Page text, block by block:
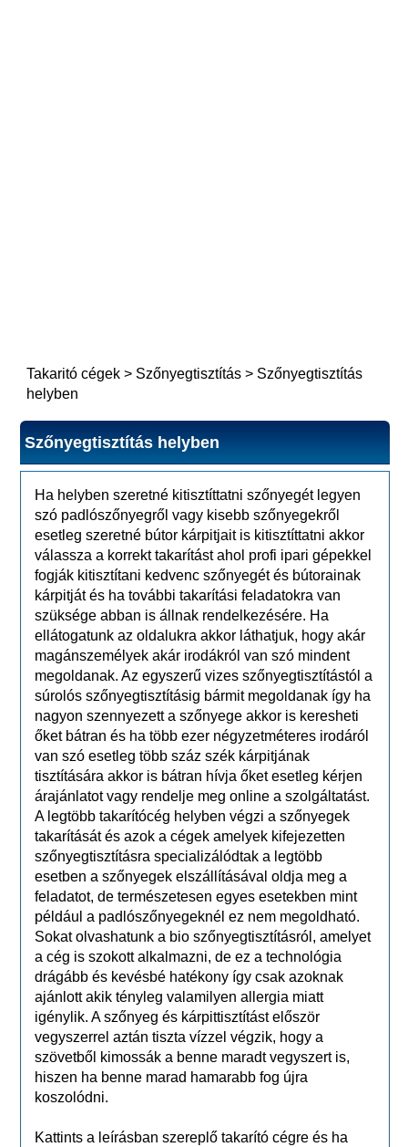
Takaritó cégek > Szőnyegtisztítás > Szőnyegtisztítás
helyben
Szőnyegtisztítás helyben
Ha helyben szeretné kitisztíttatni szőnyegét legyen
szó padlószőnyegről vagy kisebb szőnyegekről
esetleg szeretné bútor kárpitjait is kitisztíttatni akkor
válassza a korrekt takarítást ahol profi ipari gépekkel
fogják kitisztítani kedvenc szőnyegét és bútorainak
kárpitját és ha további takarítási feladatokra van
szüksége abban is állnak rendelkezésére. Ha
ellátogatunk az oldalukra akkor láthatjuk, hogy akár
magánszemélyek akár irodákról van szó mindent
megoldanak. Az egyszerű vizes szőnyegtisztítástól a
súrolós szőnyegtisztításig bármit megoldanak így ha
nagyon szennyezett a szőnyege akkor is keresheti
őket bátran és ha több ezer négyzetméteres irodáról
van szó esetleg több száz szék kárpitjának
tisztítására akkor is bátran hívja őket esetleg kérjen
árajánlatot vagy rendelje meg online a szolgáltatást.
A legtöbb takarítócég helyben végzi a szőnyegek
takarítását és azok a cégek amelyek kifejezetten
szőnyegtisztításra specializálódtak a legtöbb
esetben a szőnyegek elszállításával oldja meg a
feladatot, de természetesen egyes esetekben mint
például a padlószőnyegeknél ez nem megoldható.
Sokat olvashatunk a bio szőnyegtisztításról, amelyet
a cég is szokott alkalmazni, de ez a technológia
drágább és kevésbé hatékony így csak azoknak
ajánlott akik tényleg valamilyen allergia miatt
igénylik. A szőnyeg és kárpittisztítást először
vegyszerrel aztán tiszta vízzel végzik, hogy a
szövetből kimossák a benne maradt vegyszert is,
hiszen ha benne marad hamarabb fog újra
koszolódni.
Kattints a leírásban szereplő takarító cégre és ha